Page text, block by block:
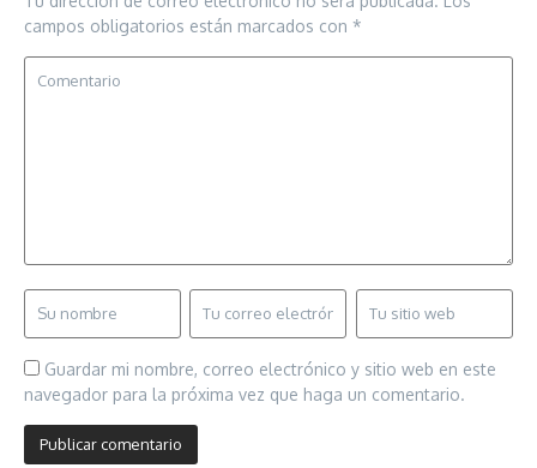
campos obligatorios están marcados con *
Guardar mi nombre, correo electrónico y sitio web en este
navegador para la próxima vez que haga un comentario.